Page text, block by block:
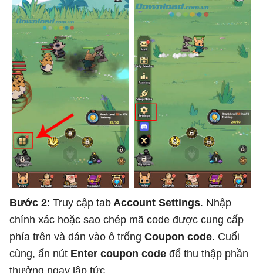
Bước 2: Truy cập tab Account Settings. Nhập
chính xác hoặc sao chép mã code được cung cấp
phía trên và dán vào ô trống Coupon code. Cuối
cùng, ấn nút Enter coupon code để thu thập phần